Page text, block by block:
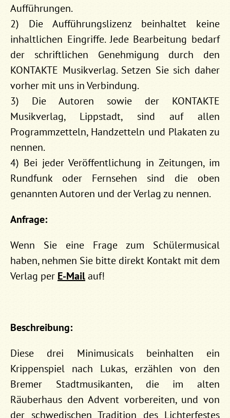
Aufführungen.
2) Die Aufführungslizenz beinhaltet keine
inhaltlichen Eingriffe. Jede Bearbeitung bedarf
der schriftlichen Genehmigung durch den
KONTAKTE Musikverlag. Setzen Sie sich daher
vorher mit uns in Verbindung.
3) Die Autoren sowie der KONTAKTE
Musikverlag, Lippstadt, sind auf allen
Programmzetteln, Handzetteln und Plakaten zu
nennen.
4) Bei jeder Veröffentlichung in Zeitungen, im
Rundfunk oder Fernsehen sind die oben
genannten Autoren und der Verlag zu nennen.
Anfrage:
Wenn Sie eine Frage zum Schülermusical
haben, nehmen Sie bitte direkt Kontakt mit dem
Verlag per E-Mailauf!
Beschreibung:
Diese drei Minimusicals beinhalten ein
Krippenspiel nach Lukas, erzählen von den
Bremer Stadtmusikanten, die im alten
Räuberhaus den Advent vorbereiten, und von
der schwedischen Tradition des Lichterfestes